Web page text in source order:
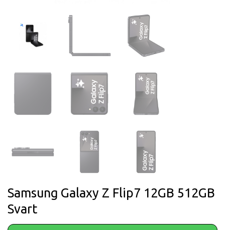
Samsung Galaxy Z Flip7 12GB 512GB
Svart